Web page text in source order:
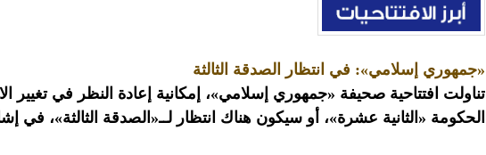
«جمهوري إسلامي»: في انتظار الصدقة الثالثة
تناولت افتتاحية صحيفة «جمهوري إسلامي»، إمكانية إعادة النظر في تغيير
الحكومة «الثانية عشرة»، أو سيكون هناك انتظار لــ«الصدقة الثالثة»، في